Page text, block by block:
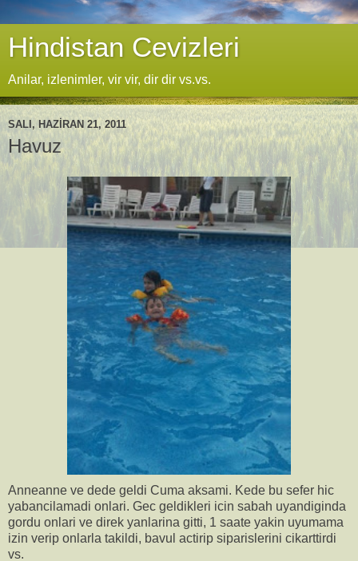
Hindistan Cevizleri
Anilar, izlenimler, vir vir, dir dir vs.vs.
SALI, HAZIRAN 21, 2011
Havuz
Anneanne ve dede geldi Cuma aksami. Kede bu sefer hic
yabancilamadi onlari. Gec geldikleri icin sabah uyandiginda
gordu onlari ve direk yanlarina gitti, 1 saate yakin uyumama
izin verip onlarla takildi, bavul actirip siparislerini cikarttirdi
vs.